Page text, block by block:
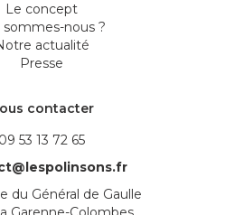
Le concept
sommes-nous ?
actualité
Presse
contacter
09 53 13 72 65
du Général de Gaulle